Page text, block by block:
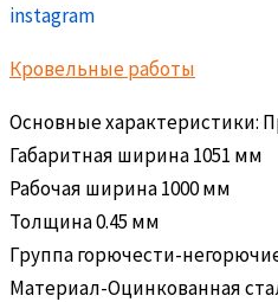
instagram
Кровельные работы
Основные характеристики:
Габаритная ширина 1051 мм
Рабочая ширина 1000 мм
Толщина 0.45 мм
Группа горючести-
Материал-Оцинкованная